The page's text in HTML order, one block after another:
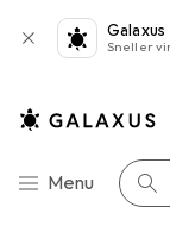
Galaxus
Sneller
Categorie
Menu Zoek